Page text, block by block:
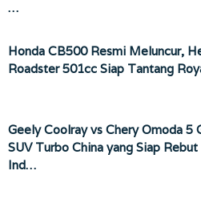
…
Honda CB500 Resmi Meluncur,
Roadster 501cc Siap Tantang
Geely Coolray vs Chery Omoda 5
SUV Turbo China yang Siap Rebut
Ind…